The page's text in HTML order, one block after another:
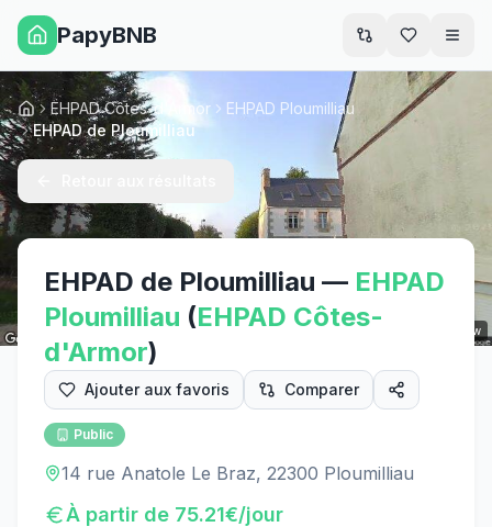
PapyBNB
Street View
AccueilEHPAD Côtes-d'Armor
EHPAD Ploumilliau
EHPAD de Ploumilliau
EHPAD de Ploumilliau — EHPAD
Ploumilliau (EHPAD Côtes-
d'Armor)
Ajouter aux favoris Comparer
Public
14 rue Anatole Le Braz, 22300 Ploumilliau
À partir de 75.21€/jour